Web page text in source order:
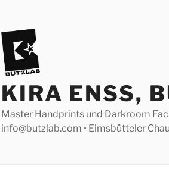
KIRA ENSS,
Master Handprints und Darkroom
info@butzlab.com • Eimsbütteler